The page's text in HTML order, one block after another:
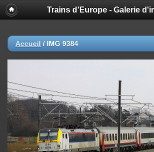
Trains d'Europe - Galerie
Accueil / IMG 9384